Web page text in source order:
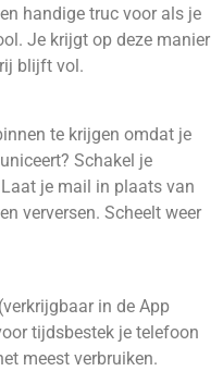
handige truc voor als je
Je krijgt op deze manier
blijft vol.
te krijgen omdat je
Schakel je
je mail in plaats van
verversen. Scheelt weer
in de App
tijdsbestek je telefoon
meest verbruiken.